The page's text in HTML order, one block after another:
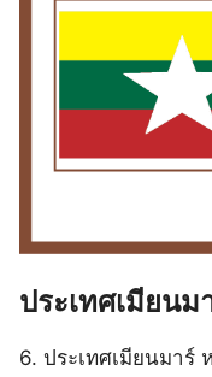
ประเทศเมียนม
6. ประเทศเมียนมาร์